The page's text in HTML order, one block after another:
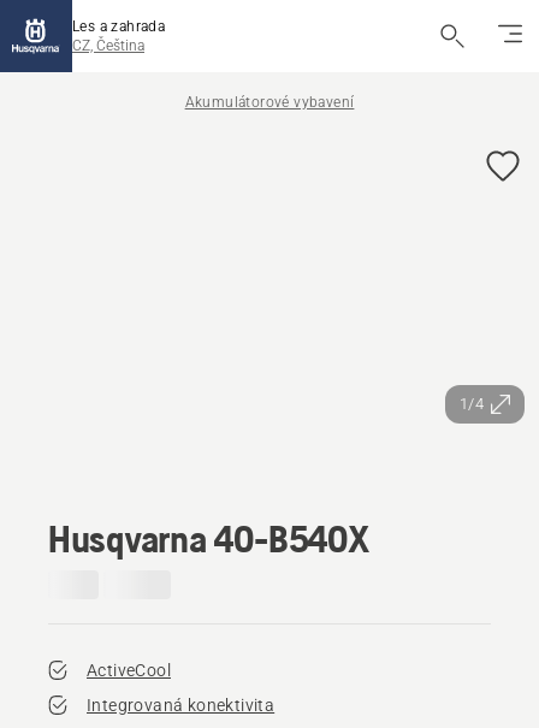
Les a zahrada
CZ, Čeština
Akumulátorové vybavení
1/4
Husqvarna 40-B540X
ActiveCool
Integrovaná konektivita